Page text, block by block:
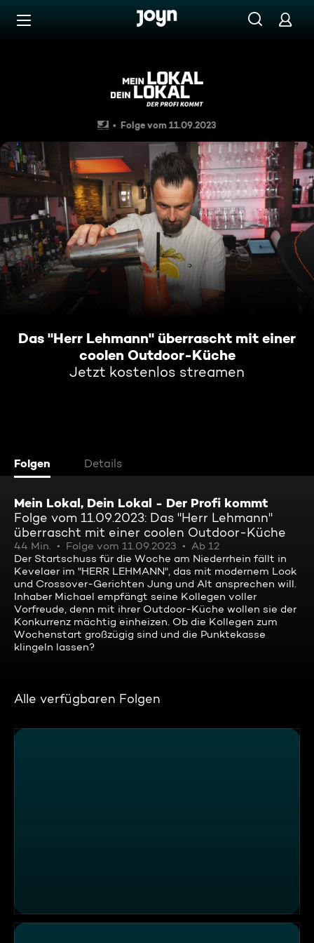
Zum Inhalt springen
Das "Herr Lehmann"
Folge vom 11.09.2023
Das "Herr Lehmann" überrascht mit einer
coolen Outdoor-Küche
Jetzt kostenlos streamen
Folgen Details
Mein Lokal, Dein Lokal - Der Profi kommt
Folge vom 11.09.2023: Das "Herr Lehmann"
überrascht mit einer coolen Outdoor-Küche
44 Min. Folge vom 11.09.2023
Ab 12
Der Startschuss für die Woche am Niederrhein fällt in
Kevelaer im "HERR LEHMANN", das mit modernem Look
und Crossover-Gerichten Jung und Alt ansprechen will.
Inhaber Michael empfängt seine Kollegen voller
Vorfreude, denn mit ihrer Outdoor-Küche wollen sie der
Konkurrenz mächtig einheizen. Ob die Kollegen zum
Wochenstart großzügig sind und die Punktekasse
klingeln lassen?
Alle verfügbaren Folgen
Skandal am Festtisch im Restaurant "Wirtskultur"